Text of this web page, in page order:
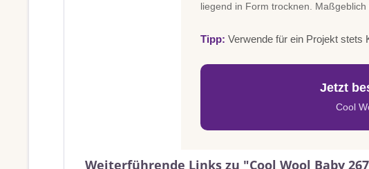
liegend in Form trocknen.
Tipp: Verwende für ein Projekt stets
Jetzt
Cool
Weiterführende Links zu "Cool Wool Baby